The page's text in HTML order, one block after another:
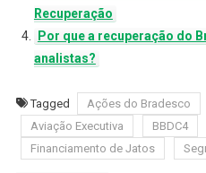
Recuperação
Por que a recuperação do
analistas?
Tagged Ações do Bradesco
Aviação Executiva
BBDC4
Financiamento de Jatos